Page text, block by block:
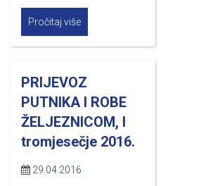
Pročitaj više
PRIJEVOZ
PUTNIKA I ROBE
ŽELJEZNICOM, I
tromjesečje 2016.
29.04.2016